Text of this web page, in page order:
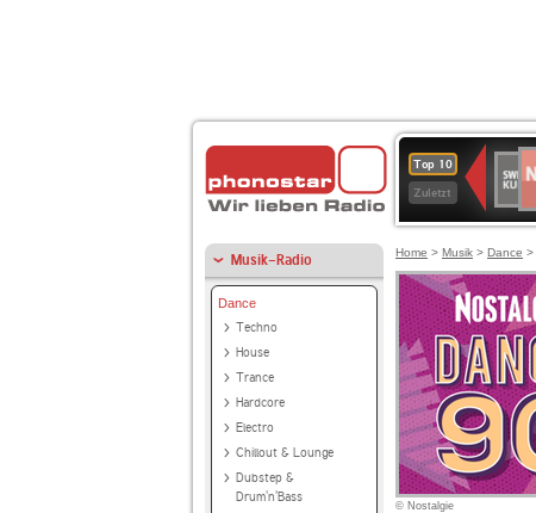
Top 10
Zuletzt
SWR
Kultur
2
Musik-Radio
Dance
Techno
House
Trance
Hardcore
Electro
Chillout & Lounge
Dubstep &
Drum'n'Bass
Home > Musik > Dance >
© Nostalgie